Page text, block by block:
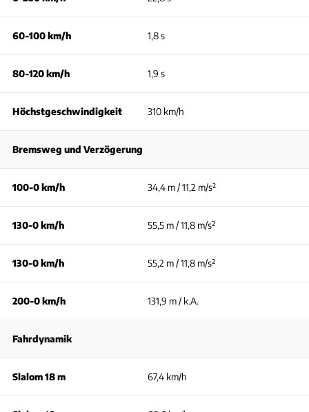
60-100 km/h 1,8 s
80-120 km/h 1,9 s
Höchstgeschwindigkeit 310 km/h
Bremsweg und Verzögerung
100-0 km/h 34,4 m / 11,2 m/s²
130-0 km/h 55,5 m / 11,8 m/s²
130-0 km/h 55,2 m / 11,8 m/s²
200-0 km/h 131,9 m / k.A.
Fahrdynamik
Slalom 18 m 67,4 km/h